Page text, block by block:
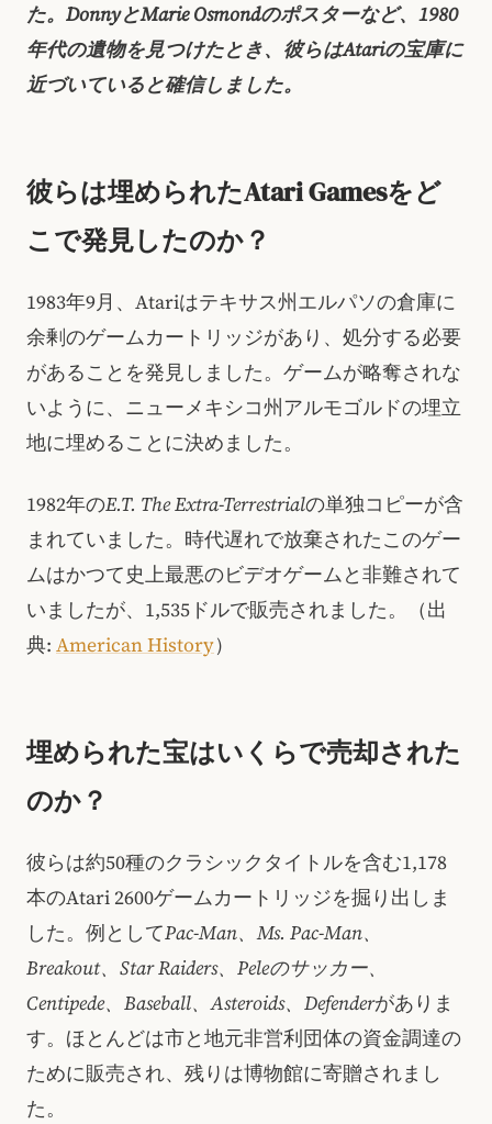
た。DonnyとMarie Osmondのポスターなど、1980
年代の遺物を見つけたとき、彼らはAtariの宝庫に
近づいていると確信しました。
彼らは埋められたAtari Gamesをど
こで発見したのか？
1983年9月、Atariはテキサス州エルパソの倉庫に
余剰のゲームカートリッジがあり、処分する必要
があることを発見しました。ゲームが略奪されな
いように、ニューメキシコ州アルモゴルドの埋立
地に埋めることに決めました。
1982年のE.T. The Extra-Terrestrialの単独コピーが含
まれていました。時代遅れで放棄されたこのゲー
ムはかつて史上最悪のビデオゲームと非難されて
いましたが、1,535ドルで販売されました。（出
典: American History）
埋められた宝はいくらで売却された
のか？
彼らは約50種のクラシックタイトルを含む1,178
本のAtari 2600ゲームカートリッジを掘り出しま
した。例としてPac-Man、Ms. Pac-Man、
Breakout、Star Raiders、Peleのサッカー、
Centipede、Baseball、Asteroids、Defenderがありま
す。ほとんどは市と地元非営利団体の資金調達の
ために販売され、残りは博物館に寄贈されまし
た。